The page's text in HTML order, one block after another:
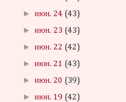
►июн. 24 (43)
►июн. 23 (43)
►июн. 22 (42)
►июн. 21 (43)
►июн. 20 (39)
►июн. 19 (42)